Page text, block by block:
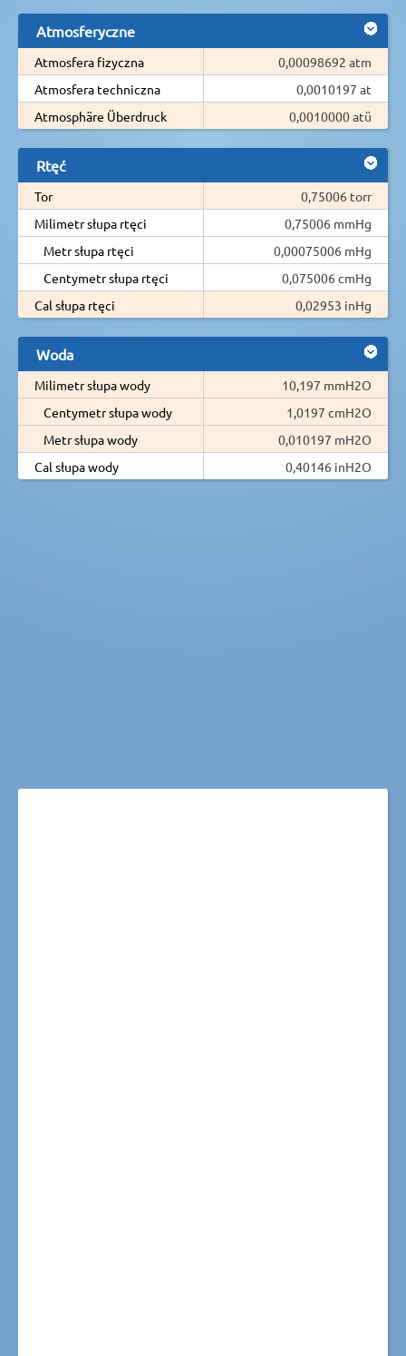
Atmosferyczne
Atmosfera fizyczna
0,00098692 atm
Atmosfera techniczna
0,0010197 at
Atmosphäre Überdruck
0,0010000 atü
Rtęć
Tor
0,75006 torr
Milimetr słupa rtęci
0,75006 mmHg
Metr słupa rtęci
0,00075006 mHg
Centymetr słupa rtęci
0,075006 cmHg
Cal słupa rtęci
0,02953 inHg
Woda
Milimetr słupa wody
10,197 mmH2O
Centymetr słupa wody
1,0197 cmH2O
Metr słupa wody
0,010197 mH2O
Cal słupa wody
0,40146 inH2O